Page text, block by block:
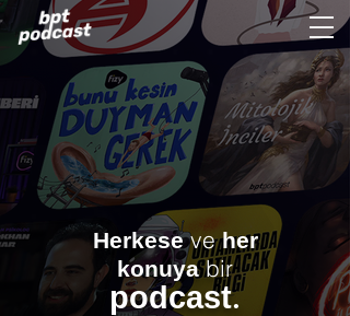
Herkese veher
konuya bir
podcast.